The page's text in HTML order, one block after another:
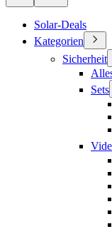
Solar-Deals
Kategorien
Sicherheit
Sets